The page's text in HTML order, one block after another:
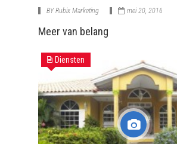
BYRubix Marketing mei 20, 2016
Meer van belang
Diensten